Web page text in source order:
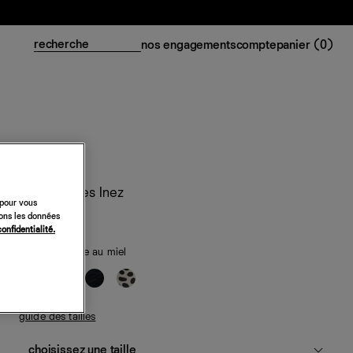
nos engagementscomptepanier (0)
Mules plates Inez
298 €
satin moutarde au miel
guide des tailles
vous
les données